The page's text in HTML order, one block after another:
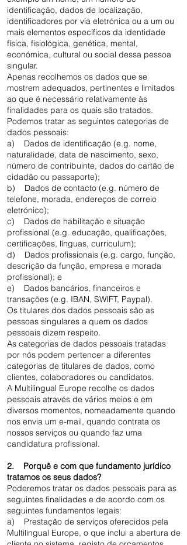
identificação, dados de localização,
identificadores por via eletrónica ou a um ou
mais elementos específicos da identidade
física, fisiológica, genética, mental,
económica, cultural ou social dessa pessoa
singular.
Apenas recolhemos os dados que se
mostrem adequados, pertinentes e limitados
ao que é necessário relativamente às
finalidades para os quais são tratados.
Podemos tratar as seguintes categorias de
dados pessoais:
a) Dados de identificação (e.g. nome,
naturalidade, data de nascimento, sexo,
número de contribuinte, dados do cartão de
cidadão ou passaporte);
b) Dados de contacto (e.g. número de
telefone, morada, endereços de correio
eletrónico);
c) Dados de habilitação e situação
profissional (e.g. educação, qualificações,
certificações, línguas, curriculum);
d) Dados profissionais (e.g. cargo, função,
descrição da função, empresa e morada
profissional); e
e) Dados bancários, financeiros e
transações (e.g. IBAN, SWIFT, Paypal).
Os titulares dos dados pessoais são as
pessoas singulares a quem os dados
pessoais dizem respeito.
As categorias de dados pessoais tratadas
por nós podem pertencer a diferentes
categorias de titulares de dados, como
clientes, colaboradores ou candidatos.
A Multilingual Europe recolhe os dados
pessoais através de vários meios e em
diversos momentos, nomeadamente quando
nos envia um e-mail, quando contrata os
nossos serviços ou quando faz uma
candidatura profissional.
2. Porquê e com que fundamento jurídico
tratamos os seus dados?
Poderemos tratar os dados pessoais para as
seguintes finalidades e de acordo com os
seguintes fundamentos legais:
a) Prestação de serviços oferecidos pela
Multilingual Europe, o que inclui a abertura de